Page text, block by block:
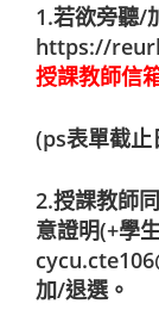
1.若欲旁聽/
https://
授課教師信
(ps表單截止
2.授課教師
意證明(+學
加/退選。